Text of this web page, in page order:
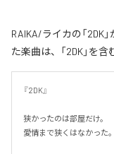
RAIKA/ライカの「2DK
た楽曲は、「2DK」を含
『2DK』
狭かったのは部屋だけ。
愛情まで狭くはなかった。